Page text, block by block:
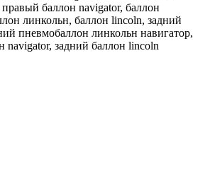
баллон navigator, баллон
линкольн, баллон lincoln, задний
пневмобаллон линкольн навигатор,
navigator, задний баллон lincoln